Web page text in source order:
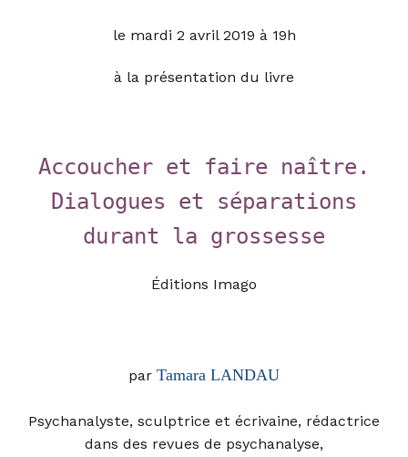
le mardi 2 avril 2019 à 19h
à la présentation du livre
Accoucher et faire naître.
Dialogues et séparations
durant la grossesse
Éditions Imago
par Tamara LANDAU
Psychanalyste, sculptrice et écrivaine, rédactrice
dans des revues de psychanalyse,